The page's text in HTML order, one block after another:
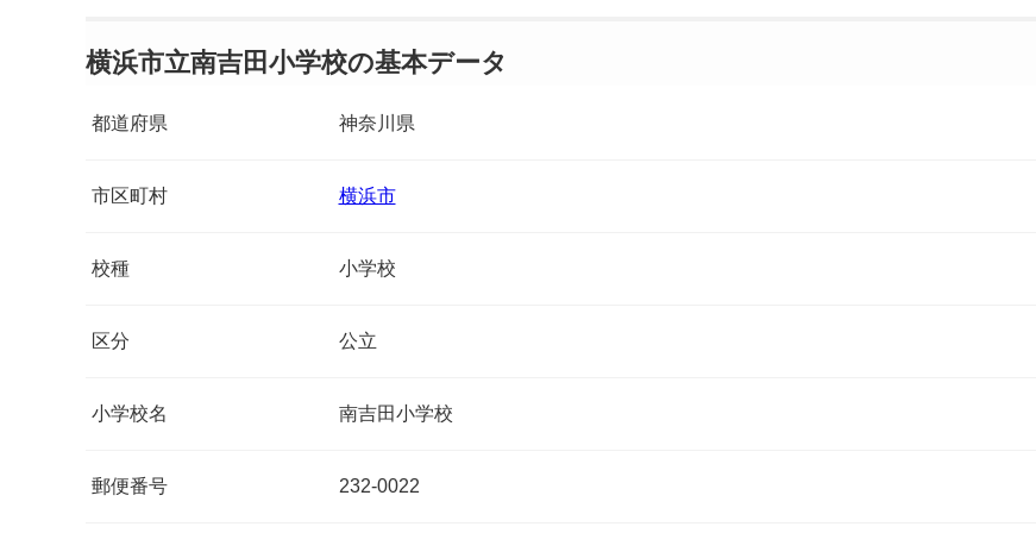
横浜市立南吉田小学校の基本データ
都道府県 神奈川県
市区町村 横浜市
校種 小学校
区分 公立
小学校名 南吉田小学校
郵便番号 232-0022